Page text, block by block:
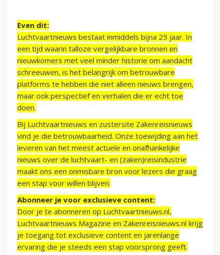
Even dit:
Luchtvaartnieuws bestaat inmiddels bijna 25 jaar. In
een tijd waarin talloze vergelijkbare bronnen en
nieuwkomers met veel minder historie om aandacht
schreeuwen, is het belangrijk om betrouwbare
platforms te hebben die niet alleen nieuws brengen,
maar ook perspectief en verhalen die er echt toe
doen.
Bij Luchtvaartnieuws en zustersite Zakenreisnieuws
vind je die betrouwbaarheid. Onze toewijding aan het
leveren van het meest actuele en onafhankelijke
nieuws over de luchtvaart- en (zaken)reisindustrie
maakt ons een onmisbare bron voor lezers die graag
een stap voor willen blijven.
Abonneer je voor exclusieve content:
Door je te abonneren op Luchtvaartnieuws.nl,
Luchtvaartnieuws Magazine en Zakenreisnieuws.nl krijg
je toegang tot exclusieve content en jarenlange
ervaring die je steeds een stap voorsprong geeft.